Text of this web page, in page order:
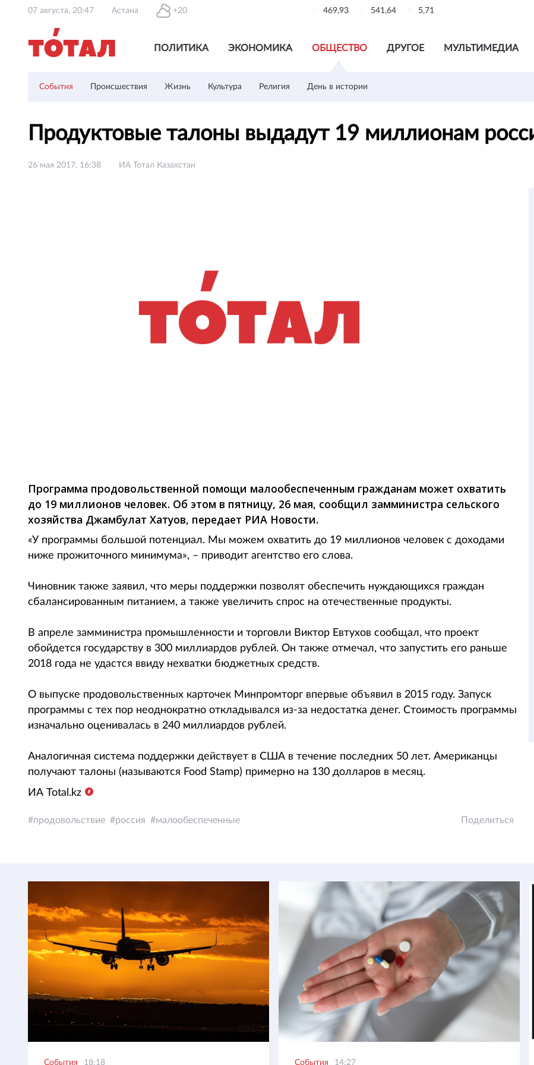
07 августа, 20:47 Астана +20 469,93 541,64 5,71
ПОЛИТИКА ЭКОНОМИКА ОБЩЕСТВО ДРУГОЕ МУЛЬТИМЕДИА
События Происшествия Жизнь Культура Религия День в истории
Продуктовые талоны выдадут 19 миллионам
26 мая 2017, 16:38 ИА Тотал Казахстан
Программа продовольственной помощи малообеспеченным гражданам может охватить
до 19 миллионов человек. Об этом в пятницу, 26 мая, сообщил замминистра сельского
хозяйства Джамбулат Хатуов, передает РИА Новости.
«У программы большой потенциал. Мы можем охватить до 19 миллионов человек с доходами
ниже прожиточного минимума», – приводит агентство его слова.
Чиновник также заявил, что меры поддержки позволят обеспечить нуждающихся граждан
сбалансированным питанием, а также увеличить спрос на отечественные продукты.
В апреле замминистра промышленности и торговли Виктор Евтухов сообщал, что проект
обойдется государству в 300 миллиардов рублей. Он также отмечал, что запустить его раньше
2018 года не удастся ввиду нехватки бюджетных средств.
О выпуске продовольственных карточек Минпромторг впервые объявил в 2015 году. Запуск
программы с тех пор неоднократно откладывался из-за недостатка денег. Стоимость программы
изначально оценивалась в 240 миллиардов рублей.
Аналогичная система поддержки действует в США в течение последних 50 лет. Американцы
получают талоны (называются Food Stamp) примерно на 130 долларов в месяц.
ИА Total.kz
продовольствие россия малообеспеченные Поделиться
События 18:18 События 14:27